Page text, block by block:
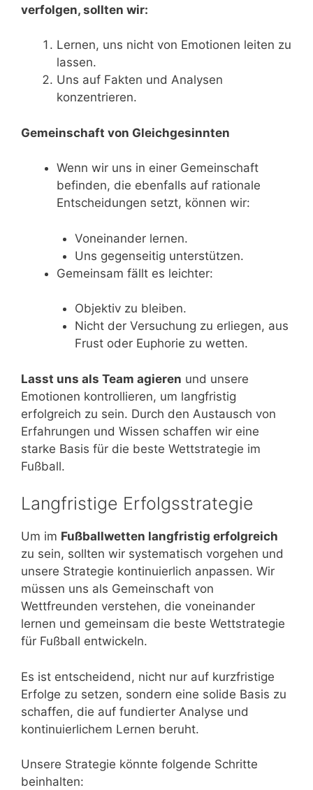
verfolgen, sollten wir:
Lernen, uns nicht von Emotionen leiten zu
lassen.
Uns auf Fakten und Analysen
konzentrieren.
Gemeinschaft von Gleichgesinnten
Wenn wir uns in einer Gemeinschaft
befinden, die ebenfalls auf rationale
Entscheidungen setzt, können wir:
Voneinander lernen.
Uns gegenseitig unterstützen.
Gemeinsam fällt es leichter:
Objektiv zu bleiben.
Nicht der Versuchung zu erliegen, aus
Frust oder Euphorie zu wetten.
Lasst uns als Team agieren und unsere
Emotionen kontrollieren, um langfristig
erfolgreich zu sein. Durch den Austausch von
Erfahrungen und Wissen schaffen wir eine
starke Basis für die beste Wettstrategie im
Fußball.
Langfristige Erfolgsstrategie
Um im Fußballwetten langfristig erfolgreich
zu sein, sollten wir systematisch vorgehen und
unsere Strategie kontinuierlich anpassen. Wir
müssen uns als Gemeinschaft von
Wettfreunden verstehen, die voneinander
lernen und gemeinsam die beste Wettstrategie
für Fußball entwickeln.
Es ist entscheidend, nicht nur auf kurzfristige
Erfolge zu setzen, sondern eine solide Basis zu
schaffen, die auf fundierter Analyse und
kontinuierlichem Lernen beruht.
Unsere Strategie könnte folgende Schritte
beinhalten: